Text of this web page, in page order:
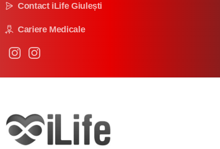
Contact iLife Giulești
Cariere Medicale